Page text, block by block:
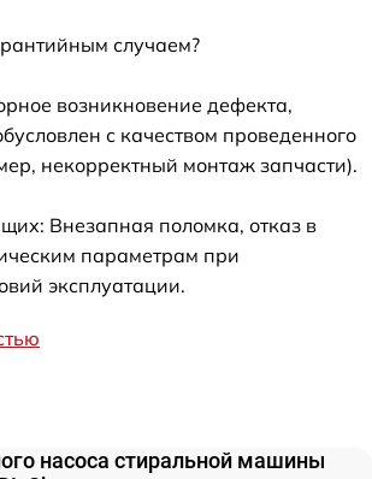
случаем?
возникновение дефекта,
с качеством проведенного
некорректный монтаж запчасти).
Внезапная поломка, отказ в
параметрам при
эксплуатации.
насоса стиральной машины